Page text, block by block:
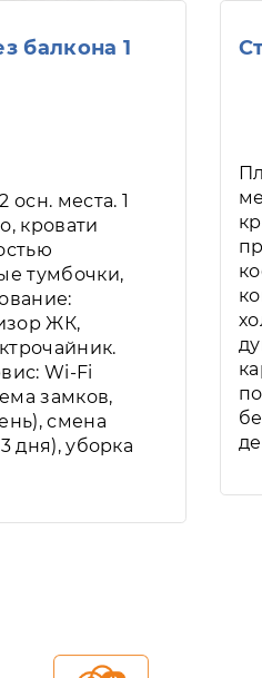
балкона 1
места. 1
кровати
тумбочки,
ЖК,
Wi-Fi
замков,
смена
дня), уборка